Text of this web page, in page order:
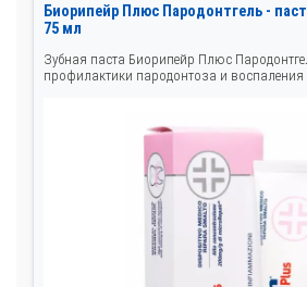
Биорипейр Плюс Пародонтгель -
75 мл
Зубная паста Биорипейр Плюс
профилактики пародонтоза и воспаления